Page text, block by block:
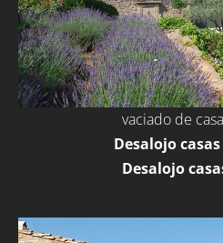
vaciado de
Desalojo
Desalojo